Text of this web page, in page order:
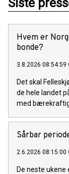
Siste
Hvem er
bonde?
3.8.2026 08:54:59
Det skal
de hele landet
med
Sårbar
2.6.2026 08:15:00
De neste